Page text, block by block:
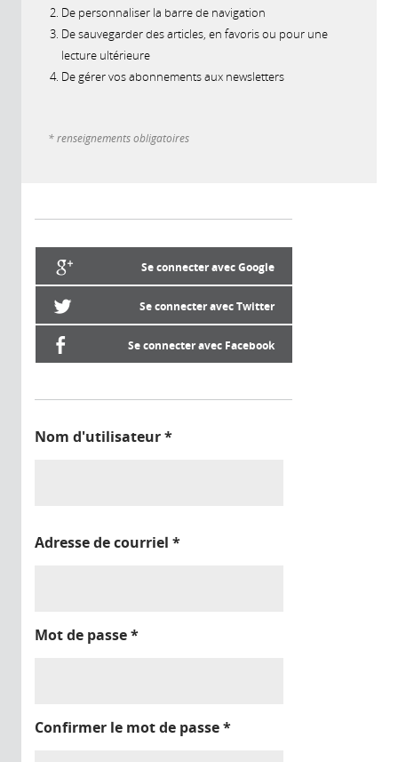
De personnaliser la barre de navigation
De sauvegarder des articles, en favoris ou pour une
lecture ultérieure
De gérer vos abonnements aux newsletters
* renseignements obligatoires
Se connecter avec Google
Se connecter avec Twitter
Se connecter avec Facebook
Nom d'utilisateur*
Adresse de courriel *
Mot de passe*
Confirmer le mot de passe*